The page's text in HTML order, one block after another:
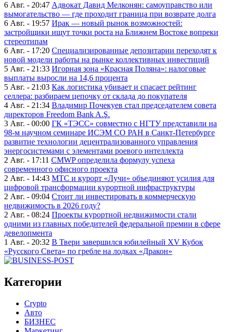
6 Авг. - 20:47 Адвокат Давид Мелконян: самоуправство или
вымогательство — где проходит граница при возврате долга
6 Авг. - 19:57 Ирак — новый рынок возможностей:
застройщики ищут точки роста на Ближнем Востоке вопреки
стереотипам
6 Авг. - 17:20 Специализированные депозитарии переходят к
новой модели работы на рынке коллективных инвестиций
5 Авг. - 21:33 Игорная зона «Красная Поляна»: налоговые
выплаты выросли на 14,6 процента
5 Авг. - 21:03 Как логистика убивает и спасает рейтинг
селлера: разбираем цепочку от склада до покупателя
4 Авг. - 21:34 Владимир Почекуев стал председателем совета
директоров Freedom Bank A.Ş.
3 Авг. - 00:00 ГК «ТЭСС» совместно с НГТУ представили на
98-м научном семинаре ИСЭМ СО РАН в Санкт-Петербурге
развитие технологии децентрализованного управления
энергосистемами с элементами роевого интеллекта
2 Авг. - 17:11 CMWP определила формулу успеха
современного офисного проекта
2 Авг. - 14:43 МТС и курорт «Лучи» объединяют усилия для
цифровой трансформации курортной инфраструктуры
2 Авг. - 09:04 Стоит ли инвестировать в коммерческую
недвижимость в 2026 году?
2 Авг. - 08:24 Проекты курортной недвижимости стали
одними из главных победителей федеральной премии в сфере
девелопмента
1 Авг. - 20:32 В Твери завершился юбилейный XV Кубок
«Русского Света» по гребле на лодках «Дракон»
Категории
Crypto
Авто
БИЗНЕС